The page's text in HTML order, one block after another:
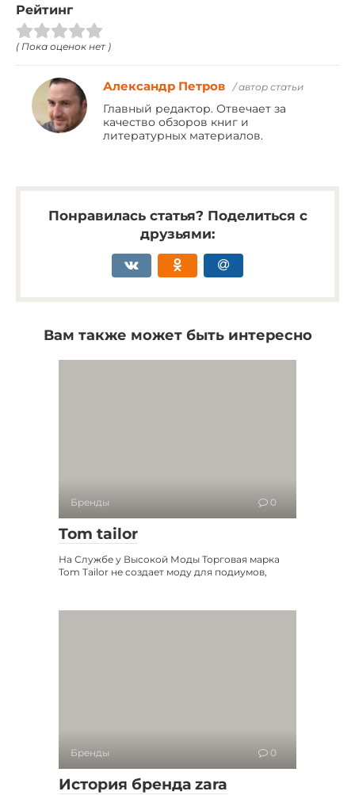
Рейтинг
( Пока оценок нет )
Александр Петров / автор статьи
Главный редактор. Отвечает за
качество обзоров книг и
литературных материалов.
Понравилась статья? Поделиться с
друзьями:
Вам также может быть интересно
Бренды 0
Tom tailor
На Службе у Высокой Моды Торговая марка
Tom Tailor не создает моду для подиумов,
Бренды 0
История бренда zara